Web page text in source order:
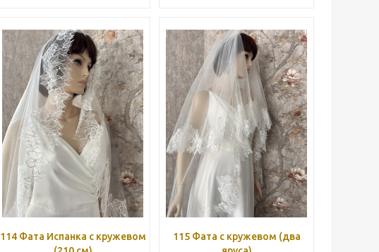
114 Фата Испанка с кружевом
115 Фата с кружевом (два